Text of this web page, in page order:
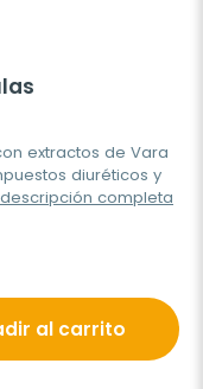
extractos de Vara
diuréticos y
completa
al carrito